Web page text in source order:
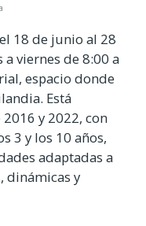
18 de junio al 28
viernes de 8:00 a
espacio donde
Está
y 2022, con
3 y los 10 años,
adaptadas a
dinámicas y